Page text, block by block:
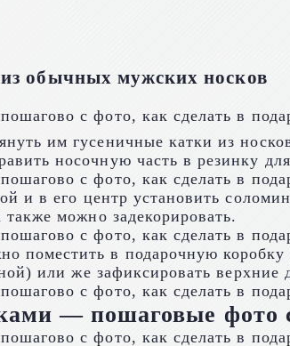
обычных мужских носков
им гусеничные катки из
носочную часть в резинку
и в его центр установить
можно задекорировать.
в подарочную коробку
или же зафиксировать верхние
— пошаговые фото